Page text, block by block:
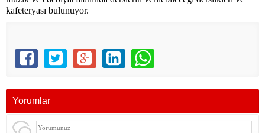
kafeteryası bulunuyor.
Yorumlar